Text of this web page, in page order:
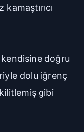
doğru
dolu iğrenç
gibi